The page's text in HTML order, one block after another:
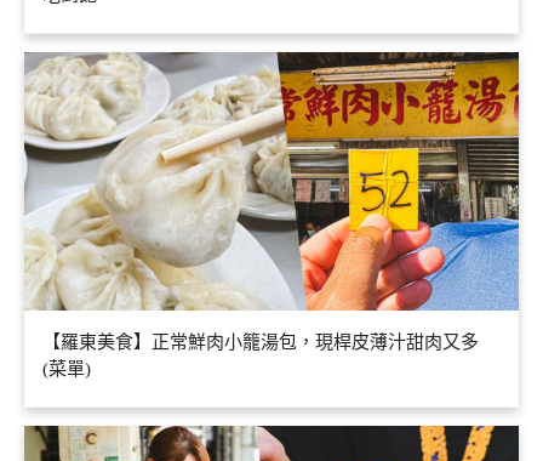
【羅東美食】正常鮮肉小籠湯包，現桿皮薄汁甜肉又多
(菜單)